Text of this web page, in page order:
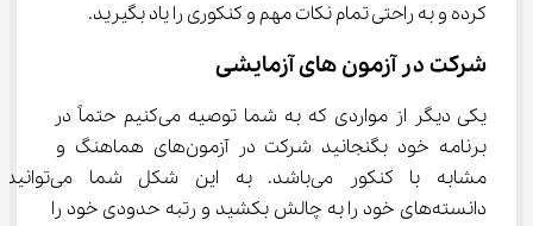
کرده و به راحتی تمام نکات مهم و کنکوری را یاد بگیرید.
شرکت در آزمون ‌های آزمایشی
یکی دیگر از مواردی که به شما توصیه می‌کنیم حتماً در
برنامه خود بگنجانید شرکت در آزمون‌های هماهنگ و
مشابه با کنکور می‌باشد. به این شکل شما می‌توانید
دانسته‌های خود را به چالش بکشید و رتبه حدودی خود را